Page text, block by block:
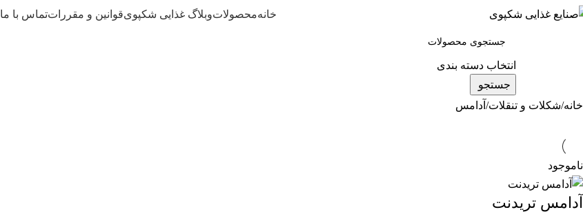
خانهمحصولاتوبلاگ غذایی شکپویقوانین و مقرراتتماس با ما
انتخاب دسته بندی
جستجو
خانه شکلات و تنقلات آدامس
ناموجود
آدامس تریدنت